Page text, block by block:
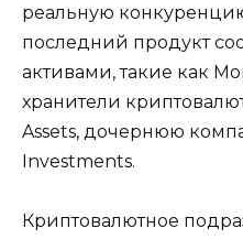
реальную
последний продукт
активами, такие как
хранители
Assets, дочернюю
Investments.
Криптовалютное